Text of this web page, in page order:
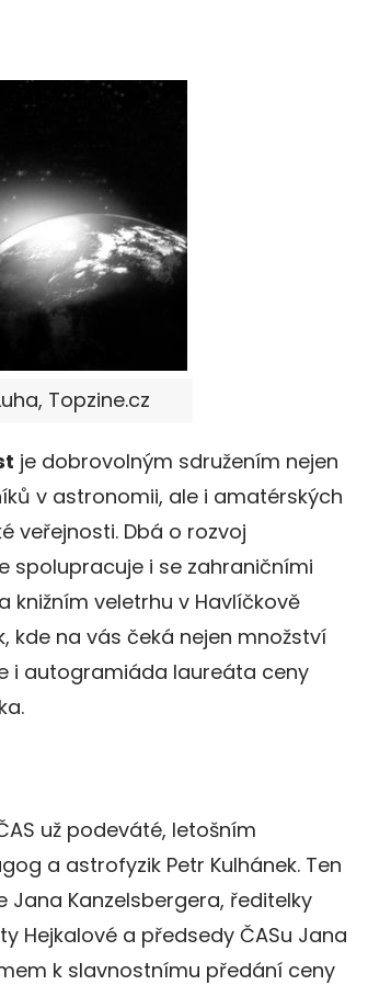
Topzine.cz
je dobrovolným sdružením nejen
v astronomii, ale i amatérských
veřejnosti. Dbá o rozvoj
spolupracuje i se zahraničními
knižním veletrhu v Havlíčkově
kde na vás čeká nejen množství
i autogramiáda laureáta ceny
už podeváté, letošním
a astrofyzik Petr Kulhánek. Ten
Jana Kanzelsbergera, ředitelky
Hejkalové a předsedy ČASu Jana
k slavnostnímu předání ceny